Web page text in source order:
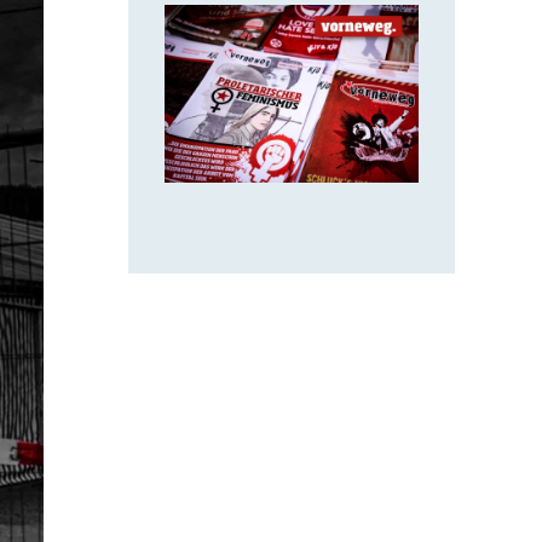
14. Juli 2018
VORNEWEG